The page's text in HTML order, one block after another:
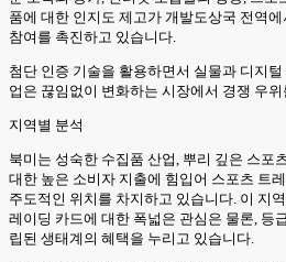
품에 대한 인지도 제고가 개발도상국 전역
참여를 촉진하고 있습니다.
첨단 인증 기술을 활용하면서 실물과 디지
업은 끊임없이 변화하는 시장에서 경쟁 우
지역별 분석
북미는 성숙한 수집품 산업, 뿌리 깊은 스포
대한 높은 소비자 지출에 힘입어 스포츠 트
주도적인 위치를 차지하고 있습니다. 이 지
레이딩 카드에 대한 폭넓은 관심은 물론, 등
립된 생태계의 혜택을 누리고 있습니다.